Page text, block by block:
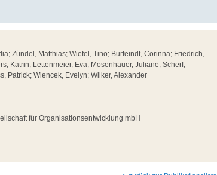
Zündel, Matthias; Wiefel, Tino; Burfeindt, Corinna; Friedrich,
Katrin; Lettenmeier, Eva; Mosenhauer, Juliane; Scherf,
Patrick; Wiencek, Evelyn; Wilker, Alexander
für Organisationsentwicklung mbH